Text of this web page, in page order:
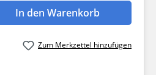
Gib den
In den Warenkorb
Zum Merkzettel hinzufügen